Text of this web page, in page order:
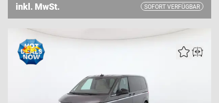
inkl. MwSt. SOFORT VERFÜGBAR